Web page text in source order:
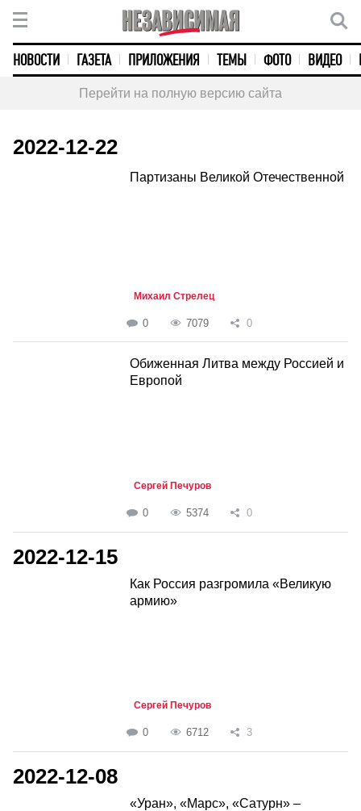
НОВОСТИ ГАЗЕТА ПРИЛОЖЕНИЯ ТЕМЫ ФОТО ВИДЕО
Перейти на полную версию сайта
2022-12-22
Партизаны Великой Отечественной
Михаил Стрелец
0 7079 0
Обиженная Литва между Россией и
Европой
Сергей Печуров
0 5374 0
2022-12-15
Как Россия разгромила «Великую
армию»
Сергей Печуров
0 6712 3
2022-12-08
«Уран», «Марс», «Сатурн» –